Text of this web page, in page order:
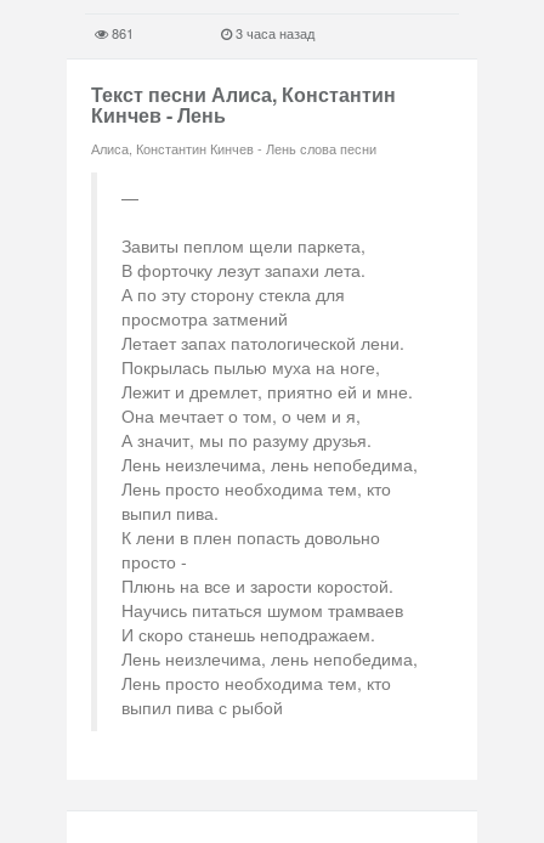
861 3 часа назад
Текст песни Алиса, Константин
Кинчев - Лень
Алиса, Константин Кинчев - Лень слова песни
Завиты пеплом щели паркета,
В форточку лезут запахи лета.
А по эту сторону стекла для
просмотра затмений
Летает запах патологической лени.
Покрылась пылью муха на ноге,
Лежит и дремлет, приятно ей и мне.
Она мечтает о том, о чем и я,
А значит, мы по разуму друзья.
Лень неизлечима, лень непобедима,
Лень просто необходима тем, кто
выпил пива.
К лени в плен попасть довольно
просто -
Плюнь на все и зарости коростой.
Научись питаться шумом трамваев
И скоро станешь неподражаем.
Лень неизлечима, лень непобедима,
Лень просто необходима тем, кто
выпил пива с рыбой